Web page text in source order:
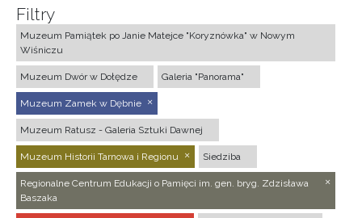
Filtry
Muzeum Pamiątek po Janie Matejce "Koryznówka" w Nowym
Wiśniczu
Muzeum Dwór w Dołędze Galeria "Panorama"
Muzeum Zamek w Dębnie
Muzeum Ratusz - Galeria Sztuki Dawnej
Muzeum Historii Tarnowa i Regionu Siedziba
Regionalne Centrum Edukacji o Pamięci im. gen. bryg. Zdzisława
Baszaka